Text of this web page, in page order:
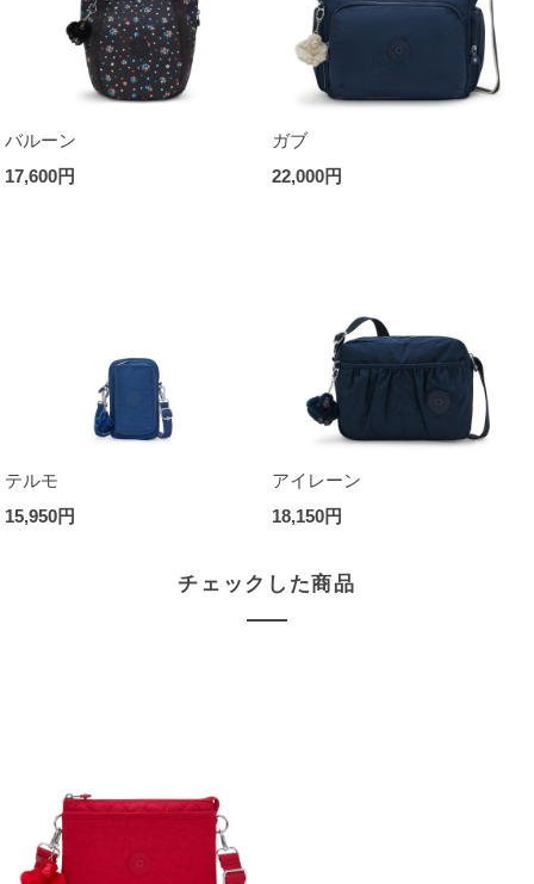
バルーン
17,600円
ガブ
22,000円
テルモ
15,950円
アイレーン
18,150円
チェックした商品